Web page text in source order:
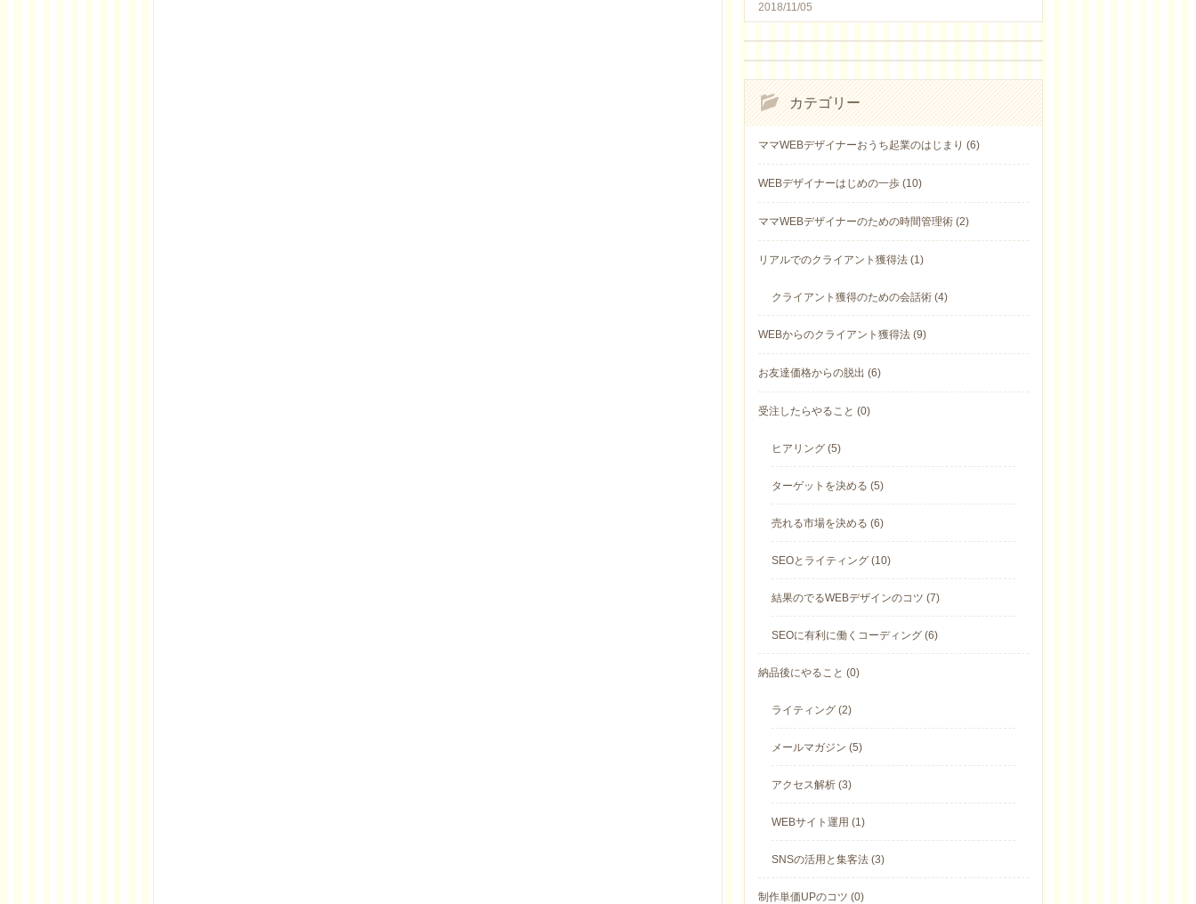
2018/11/05
カテゴリー
ママWEBデザイナーおうち起業のはじまり (6)
WEBデザイナーはじめの一歩 (10)
ママWEBデザイナーのための時間管理術 (2)
リアルでのクライアント獲得法 (1)
クライアント獲得のための会話術 (4)
WEBからのクライアント獲得法 (9)
お友達価格からの脱出 (6)
受注したらやること (0)
ヒアリング (5)
ターゲットを決める (5)
売れる市場を決める (6)
SEOとライティング (10)
結果のでるWEBデザインのコツ (7)
SEOに有利に働くコーディング (6)
納品後にやること (0)
ライティング (2)
メールマガジン (5)
アクセス解析 (3)
WEBサイト運用 (1)
SNSの活用と集客法 (3)
制作単価UPのコツ (0)